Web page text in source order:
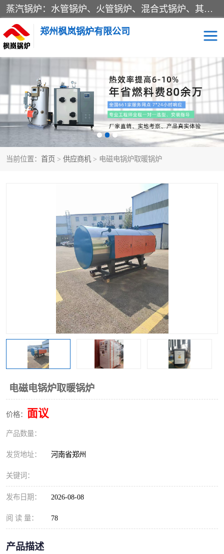
蒸汽锅炉：水管锅炉、火管锅炉、混合式锅炉、其他蒸汽锅炉； 热水锅炉：家用型集中供暖用热水锅炉、其他热水锅炉； 有机热载体锅炉； 船用蒸汽锅炉； （锅炉用辅助设备及装置）蒸汽冷凝器：表面冷凝器、混合式冷凝器、空冷式冷凝器、其他蒸汽冷凝器； 锅炉用辅助设备：节热器、蒸汽收集器、蓄能器、烟垢清除器、气体回收器、泥渣刮除器、空气预热器、其他锅炉用辅助设备；
郑州枫岚锅炉有限公司
当前位置： 首页 > 供应商机 > 电磁电锅炉取暖锅炉
电磁电锅炉取暖锅炉
价格： 面议
产品数量：
发货地址： 河南省郑州
关键词：
发布日期： 2026-08-08
阅 读 量： 78
产品描述